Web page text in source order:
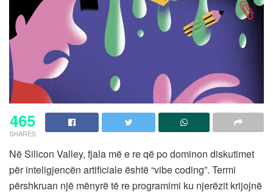
465
SHARES
Në Silicon Valley, fjala më e re që po dominon diskutimet
për inteligjencën artificiale është “vibe coding”. Termi
përshkruan një mënyrë të re programimi ku njerëzit krijojnë